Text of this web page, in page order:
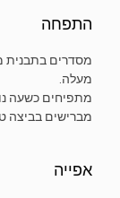
התפחה
מסדרים בתבנית
מעלה.
מתפיחים כשעה
מברישים בביצה
אפייה